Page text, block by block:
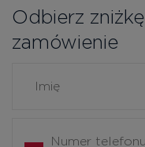
Odbierz
zamówienie